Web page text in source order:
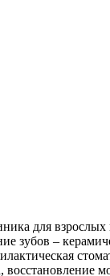
для
зубов –